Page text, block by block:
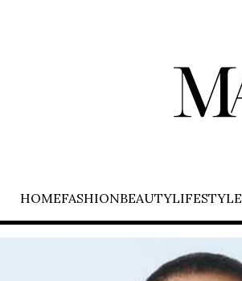
HOMEFASHIONBEAUTYLIFESTYLE